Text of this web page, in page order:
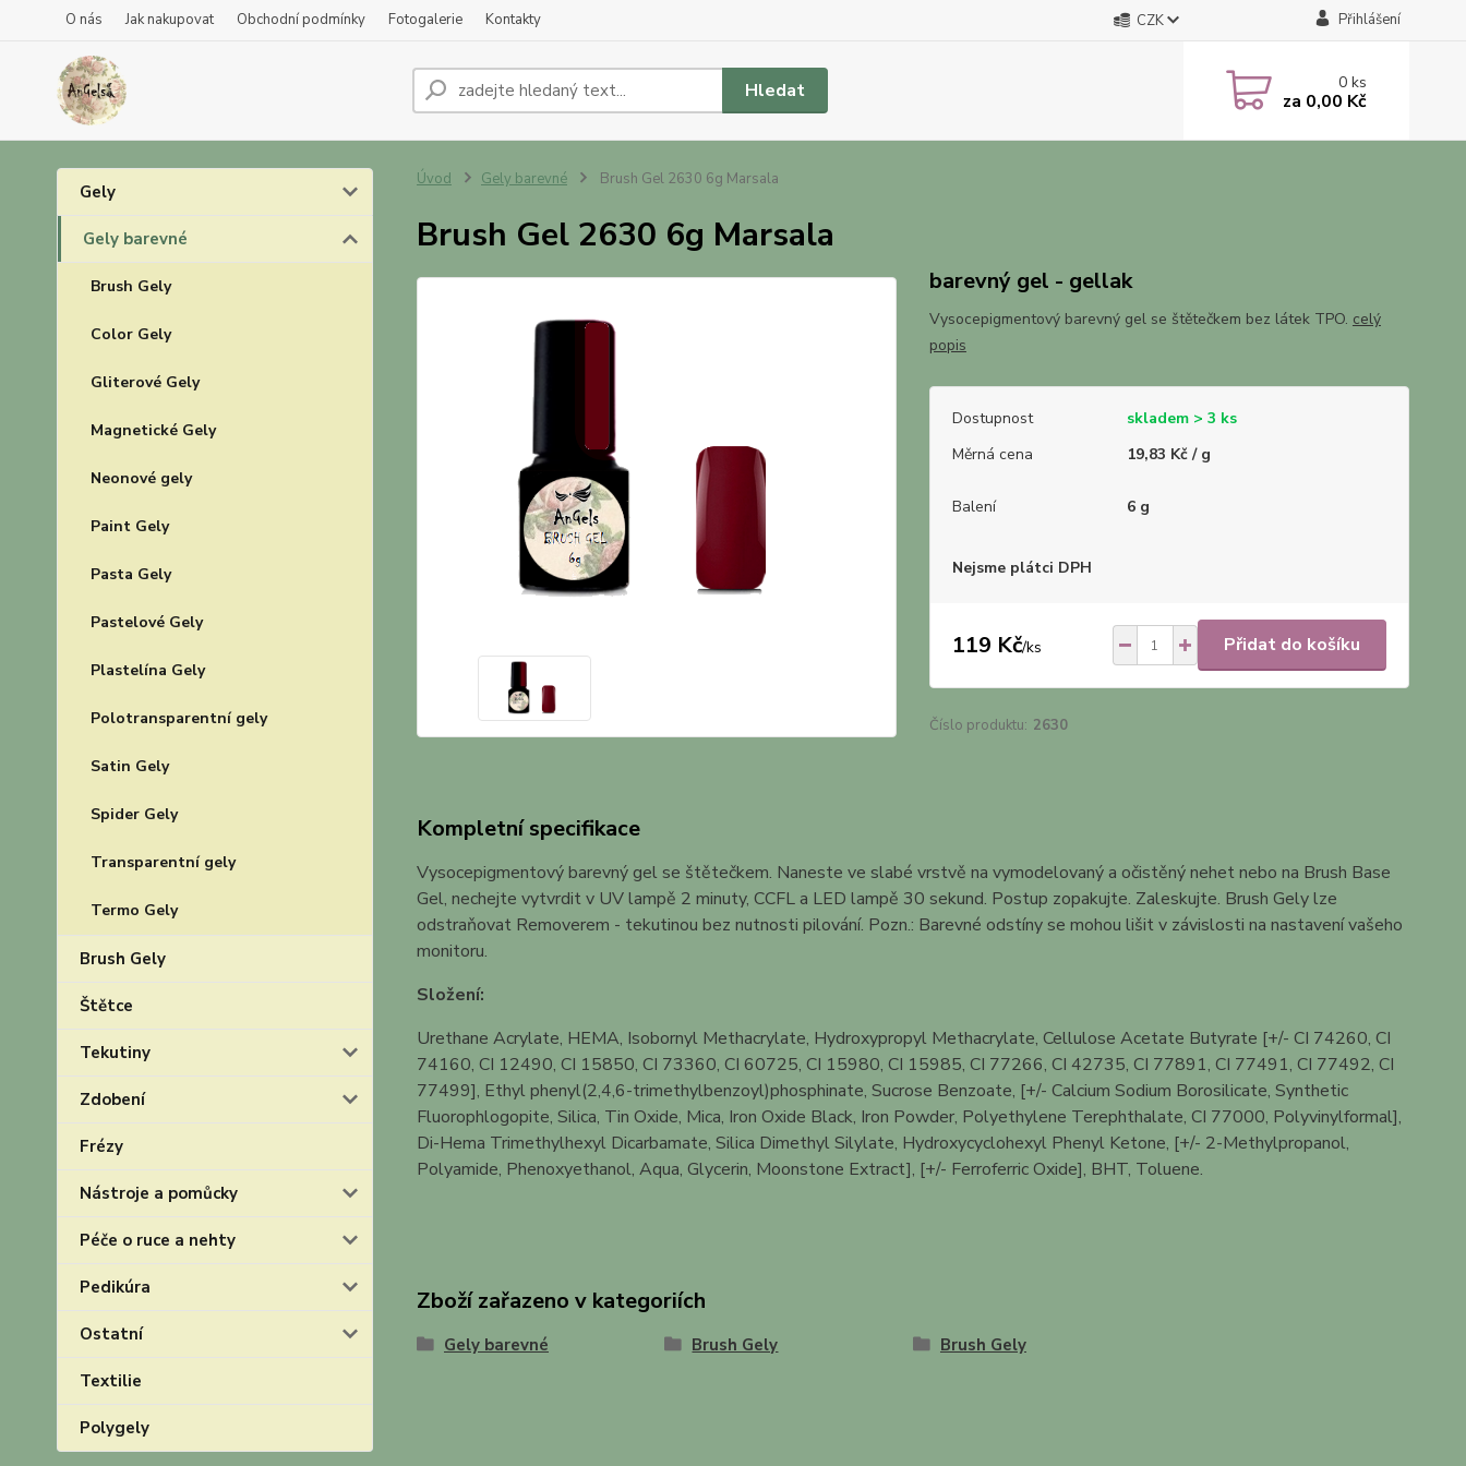
O nás Jak nakupovat Obchodní podmínky Fotogalerie Kontakty CZK Přihlášení
Hledat 0ks
za 0,00 Kč
Gely
Gely barevné
Brush Gely
Color Gely
Gliterové Gely
Magnetické Gely
Neonové gely
Paint Gely
Pasta Gely
Pastelové Gely
Plastelína Gely
Polotransparentní gely
Satin Gely
Spider Gely
Transparentní gely
Termo Gely
Brush Gely
Štětce
Tekutiny
Zdobení
Frézy
Nástroje a pomůcky
Péče o ruce a nehty
Pedikúra
Ostatní
Textilie
Polygely
Úvod Gely barevné Brush Gel 2630 6g Marsala
Brush Gel 2630 6g Marsala
barevný gel - gellak
Vysocepigmentový barevný gel se štětečkem bez látek TPO. celý
popis
Dostupnost
skladem > 3 ks
Měrná cena
19,83 Kč / g
Balení 6 g
Nejsme plátci DPH
119 Kč/ks Přidat do košíku
Číslo produktu: 2630
Kompletní specifikace
Vysocepigmentový barevný gel se štětečkem. Naneste ve slabé vrstvě na vymodelovaný a očistěný nehet nebo na Brush Base
Gel, nechejte vytvrdit v UV lampě 2 minuty, CCFL a LED lampě 30 sekund. Postup zopakujte. Zaleskujte. Brush Gely lze
odstraňovat Removerem - tekutinou bez nutnosti pilování. Pozn.: Barevné odstíny se mohou lišit v závislosti na nastavení vašeho
monitoru.
Složení:
Urethane Acrylate, HEMA, Isobornyl Methacrylate, Hydroxypropyl Methacrylate, Cellulose Acetate Butyrate [+/- CI 74260, CI
74160, CI 12490, CI 15850, CI 73360, CI 60725, CI 15980, CI 15985, CI 77266, CI 42735, CI 77891, CI 77491, CI 77492, CI
77499], Ethyl phenyl(2,4,6-trimethylbenzoyl)phosphinate, Sucrose Benzoate, [+/- Calcium Sodium Borosilicate, Synthetic
Fluorophlogopite, Silica, Tin Oxide, Mica, Iron Oxide Black, Iron Powder, Polyethylene Terephthalate, CI 77000, Polyvinylformal],
Di-Hema Trimethylhexyl Dicarbamate, Silica Dimethyl Silylate, Hydroxycyclohexyl Phenyl Ketone, [+/- 2-Methylpropanol,
Polyamide, Phenoxyethanol, Aqua, Glycerin, Moonstone Extract], [+/- Ferroferric Oxide], BHT, Toluene.
Zboží zařazeno v kategoriích
Gely barevné Brush Gely Brush Gely